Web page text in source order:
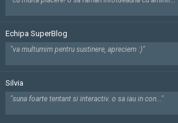
Echipa SuperBlog
"va multumim pentru sustinere, apreciem :)"
Silvia
"suna foarte tentant si interactiv. o sa iau in con..."